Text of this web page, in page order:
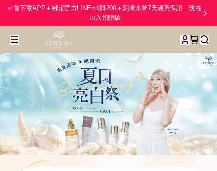
✅首下載APP＋綁定官方LINE➪領$200＋潤膚水🤎7天滿意保證，現在
加入領體驗